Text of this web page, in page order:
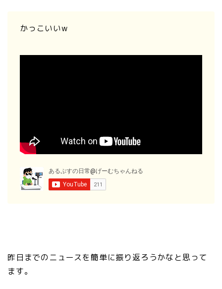
かっこいいw
昨日までのニュースを簡単に振り返ろうかなと思って
ます。